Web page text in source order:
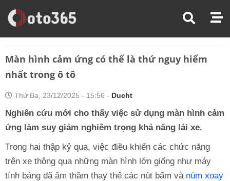
Trang Chủ
Kinh Nghiệm Lái Xe
Màn hình cảm ứng có thể là thứ nguy hiểm
nhất trong ô tô
Thứ Ba, 23/12/2025 - 15:56 - Ducht
Nghiên cứu mới cho thấy việc sử dụng màn hình cảm
ứng làm suy giảm nghiêm trọng khả năng lái xe.
Trong hai thập kỷ qua, việc điều khiển các chức năng
trên xe thông qua những màn hình lớn giống như máy
tính bảng đã âm thầm thay thế các nút bấm và núm xoay